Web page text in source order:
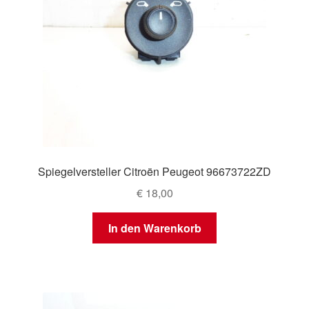
Spiegelversteller Citroën Peugeot 96673722ZD
€18,00
In den Warenkorb